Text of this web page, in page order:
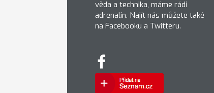
věda a technika, máme rádi
adrenalin. Najít nás můžete také
na Facebooku a Twitteru.